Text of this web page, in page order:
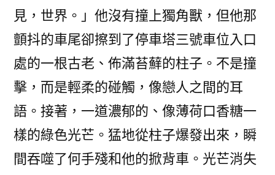
見，世界。」他沒有撞上獨角獸，但他那
顫抖的車尾卻擦到了停車塔三號車位入口
處的一根古老、佈滿苔蘚的柱子。不是撞
擊，而是輕柔的碰觸，像戀人之間的耳
語。接著，一道濃郁的、像薄荷口香糖一
樣的綠色光芒。猛地從柱子爆發出來，瞬
間吞噬了何手殘和他的掀背車。光芒消失